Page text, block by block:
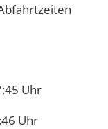
Uhr
Uhr